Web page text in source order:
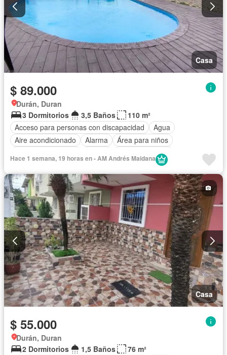
Casa
$ 89.000
Durán, Duran
3 Dormitorios
3,5 Baños
110 m²
Acceso para personas con discapacidad
Agua
Aire acondicionado
Alarma
Área para niños
Cancha de tenis
Estacionamiento
Garita de guardianía
Internet Jardín Patio
Conserje
Seguridad
Wifi Parcialmente amoblado
Hace 1 semana, 19 horas en - AM Andrés Maidana
Casa
$ 55.000
Durán, Duran
2 Dormitorios
1,5 Baños
76 m²